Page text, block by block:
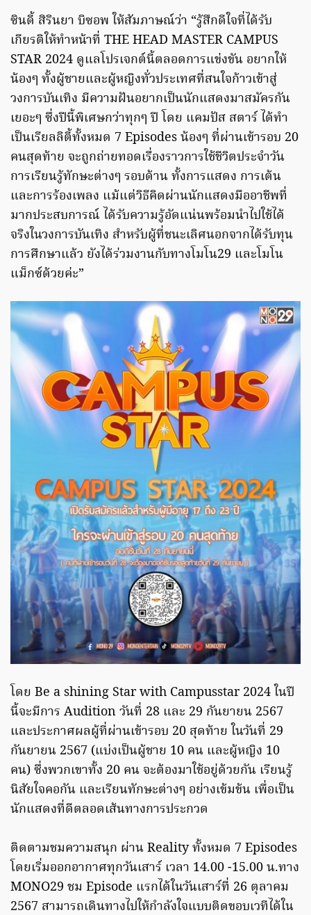
ซินดี้ สิรินยา บิซอพ ให้สัมภาษณ์ว่า “รู้สึกดีใจที่ได้รับ
เกียรติให้ทำหน้าที่ THE HEAD MASTER CAMPUS
STAR 2024 ดูแลโปรเจกต์นี้ตลอดการแข่งขัน อยากให้
น้องๆ ทั้งผู้ชายและผู้หญิงทั่วประเทศที่สนใจก้าวเข้าสู่
วงการบันเทิง มีความฝันอยากเป็นนักแสดงมาสมัครกัน
เยอะๆ ซึ่งปีนี้พิเศษกว่าทุกๆ ปี โดย แคมปัส สตาร์ ได้ทำ
เป็นเรียลลิตี้ทั้งหมด 7 Episodes น้องๆ ที่ผ่านเข้ารอบ 20
คนสุดท้าย จะถูกถ่ายทอดเรื่องราวการใช้ชีวิตประจำวัน
การเรียนรู้ทักษะต่างๆ รอบด้าน ทั้งการแสดง การเต้น
และการร้องเพลง แม้แต่วิธีคิดผ่านนักแสดงมืออาชีพที่
มากประสบการณ์ ได้รับความรู้อัดแน่นพร้อมนำไปใช้ได้
จริงในวงการบันเทิง สำหรับผู้ที่ชนะเลิศนอกจากได้รับทุน
การศึกษาแล้ว ยังได้ร่วมงานกับทางโมโน29 และโมโน
แม็กซ์ด้วยค่ะ”
โดย Be a shining Star with Campusstar 2024 ในปี
นี้จะมีการ Audition วันที่ 28 และ 29 กันยายน 2567
และประกาศผลผู้ที่ผ่านเข้ารอบ 20 สุดท้าย ในวันที่ 29
กันยายน 2567 (แบ่งเป็นผู้ชาย 10 คน และผู้หญิง 10
คน) ซึ่งพวกเขาทั้ง 20 คน จะต้องมาใช้อยู่ด้วยกัน เรียนรู้
นิสัยใจคอกัน และเรียนทักษะต่างๆ อย่างเข้มข้น เพื่อเป็น
นักแสดงที่ดีตลอดเส้นทางการประกวด
ติดตามชมความสนุก ผ่าน Reality ทั้งหมด 7 Episodes
โดยเริ่มออกอากาศทุกวันเสาร์ เวลา 14.00 -15.00 น.ทาง
MONO29 ชม Episode แรกได้ในวันเสาร์ที่ 26 ตุลาคม
2567 สามารถเดินทางไปให้กำลังใจแบบติดขอบเวทีได้ใน